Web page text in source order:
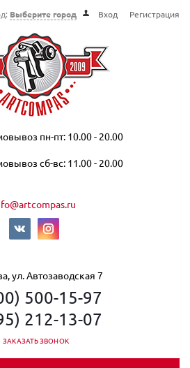
Выберите город Вход Регистрация
пн-пт: 10.00 - 20.00
сб-вс: 11.00 - 20.00
ул. Автозаводская 7
500-15-97
212-13-07
ЗАКАЗАТЬ ЗВОНОК